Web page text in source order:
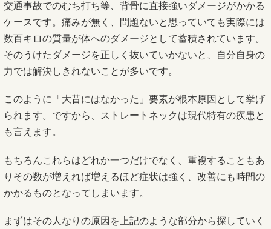
交通事故でのむち打ち等、背骨に直接強いダメージがかかる
ケースです。痛みが無く、問題ないと思っていても実際には
数百キロの質量が体へのダメージとして蓄積されています。
そのうけたダメージを正しく抜いていかないと、自分自身の
力では解決しきれないことが多いです。
このように「大昔にはなかった」要素が根本原因として挙げ
られます。ですから、ストレートネックは現代特有の疾患と
も言えます。
もちろんこれらはどれか一つだけでなく、重複することもあ
りその数が増えれば増えるほど症状は強く、改善にも時間の
かかるものとなってしまいます。
まずはその人なりの原因を上記のような部分から探していく